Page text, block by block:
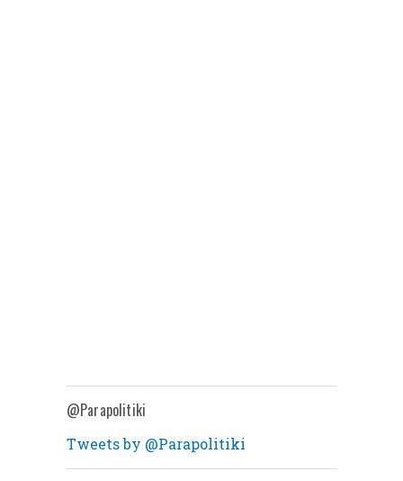
@Parapolitiki
Tweets by @Parapolitiki